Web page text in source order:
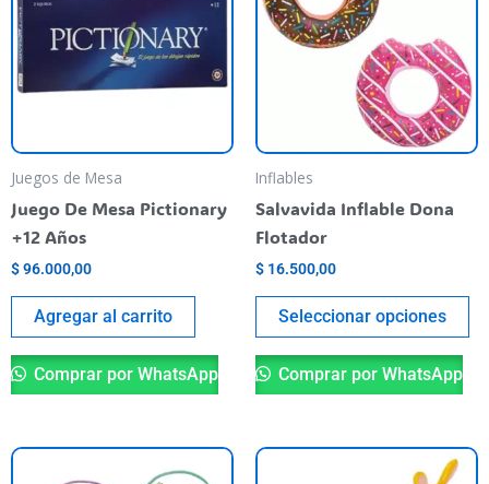
Juegos de Mesa
Juego De Mesa Pictionary
+12 Años
$96.000,00
Agregar al carrito
Comprar por WhatsApp
Inflables
Salvavida Inflable Dona
Flotador
$ 16.500,00
Seleccionar opciones
se
Comprar por WhatsApp
Este